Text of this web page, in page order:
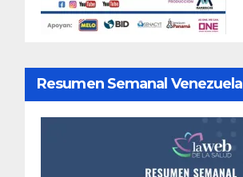
Resumen Semanal Venezuela